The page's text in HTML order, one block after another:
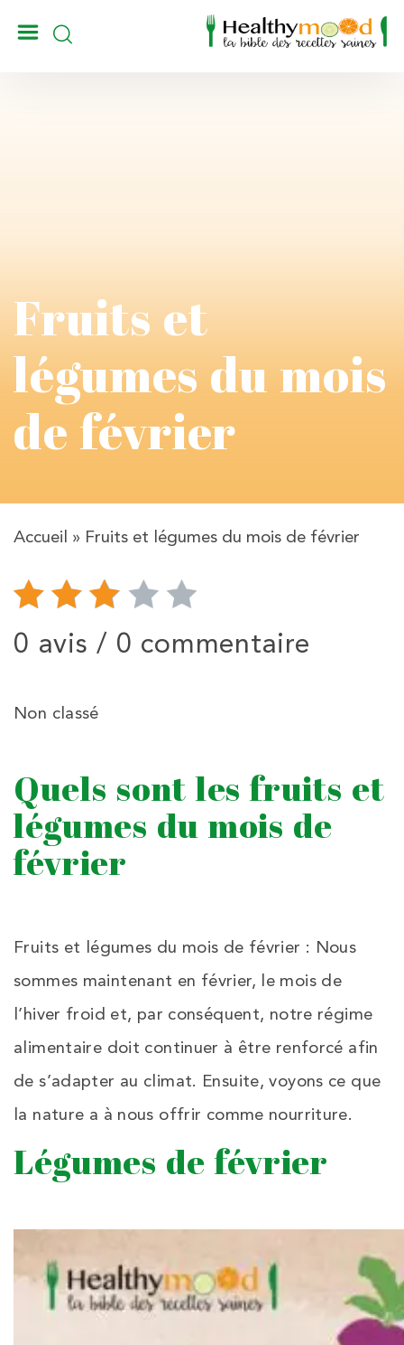
Fruits et
légumes du mois
de février
Accueil » Fruits et légumes du mois de février
0 avis / 0 commentaire
Non classé
Quels sont les fruits et
légumes du mois de
février
Fruits et légumes du mois de février : Nous
sommes maintenant en février, le mois de
l’hiver froid et, par conséquent, notre régime
alimentaire doit continuer à être renforcé afin
de s’adapter au climat. Ensuite, voyons ce que
la nature a à nous offrir comme nourriture.
Légumes de février